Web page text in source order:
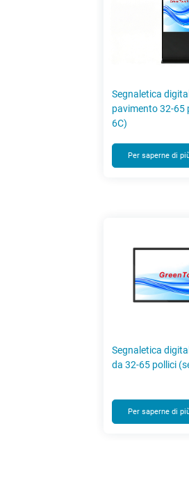
Segnaletica
pavimento 32-65
6C)
Per saperne di
Segnaletica
da 32-65 pollici
Per saperne di